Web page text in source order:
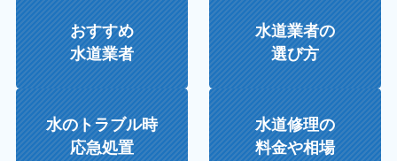
おすすめ
水道業者
水道業者の
選び方
水のトラブル時
応急処置
水道修理の
料金や相場